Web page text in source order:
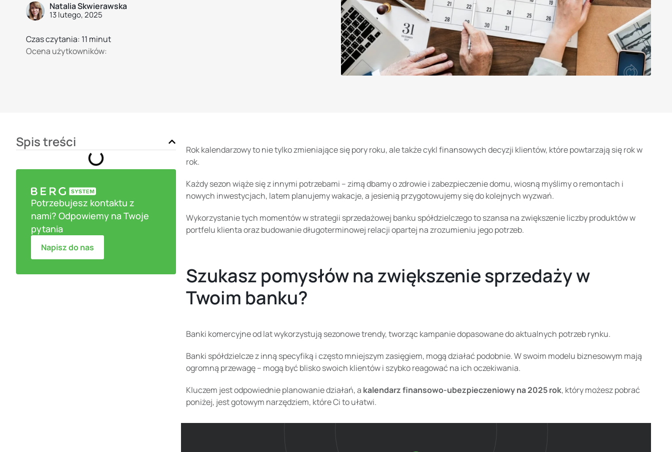
Natalia Skwierawska
13 lutego, 2025
Czas czytania: 11 minut
Ocena użytkowników:
Spis treści
Potrzebujesz kontaktu z
nami? Odpowiemy na Twoje
pytania
Napisz do nas
Rok kalendarzowy to nie tylko zmieniające się pory roku, ale także cykl finansowych decyzji klientów, które powtarzają się rok w
rok.
Każdy sezon wiąże się z innymi potrzebami – zimą dbamy o zdrowie i zabezpieczenie domu, wiosną myślimy o remontach i
nowych inwestycjach, latem planujemy wakacje, a jesienią przygotowujemy się do kolejnych wyzwań.
Wykorzystanie tych momentów w strategii sprzedażowej banku spółdzielczego to szansa na zwiększenie liczby produktów w
portfelu klienta oraz budowanie długoterminowej relacji opartej na zrozumieniu jego potrzeb.
Szukasz pomysłów na zwiększenie sprzedaży w
Twoim banku?
Banki komercyjne od lat wykorzystują sezonowe trendy, tworząc kampanie dopasowane do aktualnych potrzeb rynku.
Banki spółdzielcze z inną specyfiką i często mniejszym zasięgiem, mogą działać podobnie. W swoim modelu biznesowym mają
ogromną przewagę – mogą być blisko swoich klientów i szybko reagować na ich oczekiwania.
Kluczem jest odpowiednie planowanie działań, a kalendarz finansowo-ubezpieczeniowy na 2025 rok, który możesz pobrać
poniżej, jest gotowym narzędziem, które Ci to ułatwi.